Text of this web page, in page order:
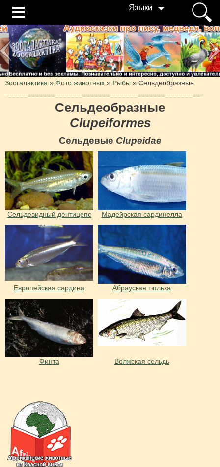
Языки
Зоогалактика » Фото животных » Рыбы » Сельдеобразные
Сельдеобразные
Clupeiformes
Сельдевые Clupeidae
Сельдевидный дентицепс Мадейрская сардинелла
Европейская сардина Абрауская тюлька
Финта Волжская сельдь